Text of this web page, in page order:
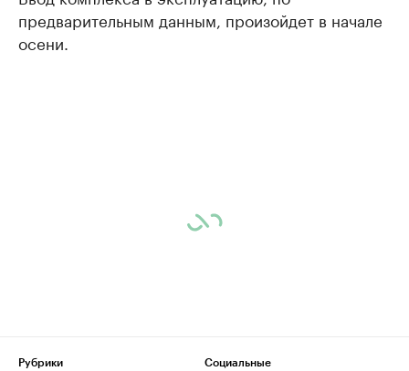
предварительным данным, произойдет в начале
осени.
Рубрики
Социальные